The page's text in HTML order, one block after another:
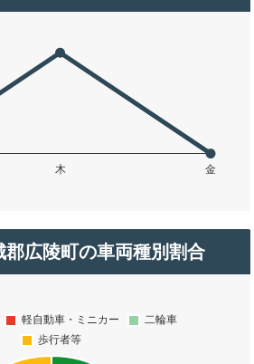
広陵町の車両種別割合